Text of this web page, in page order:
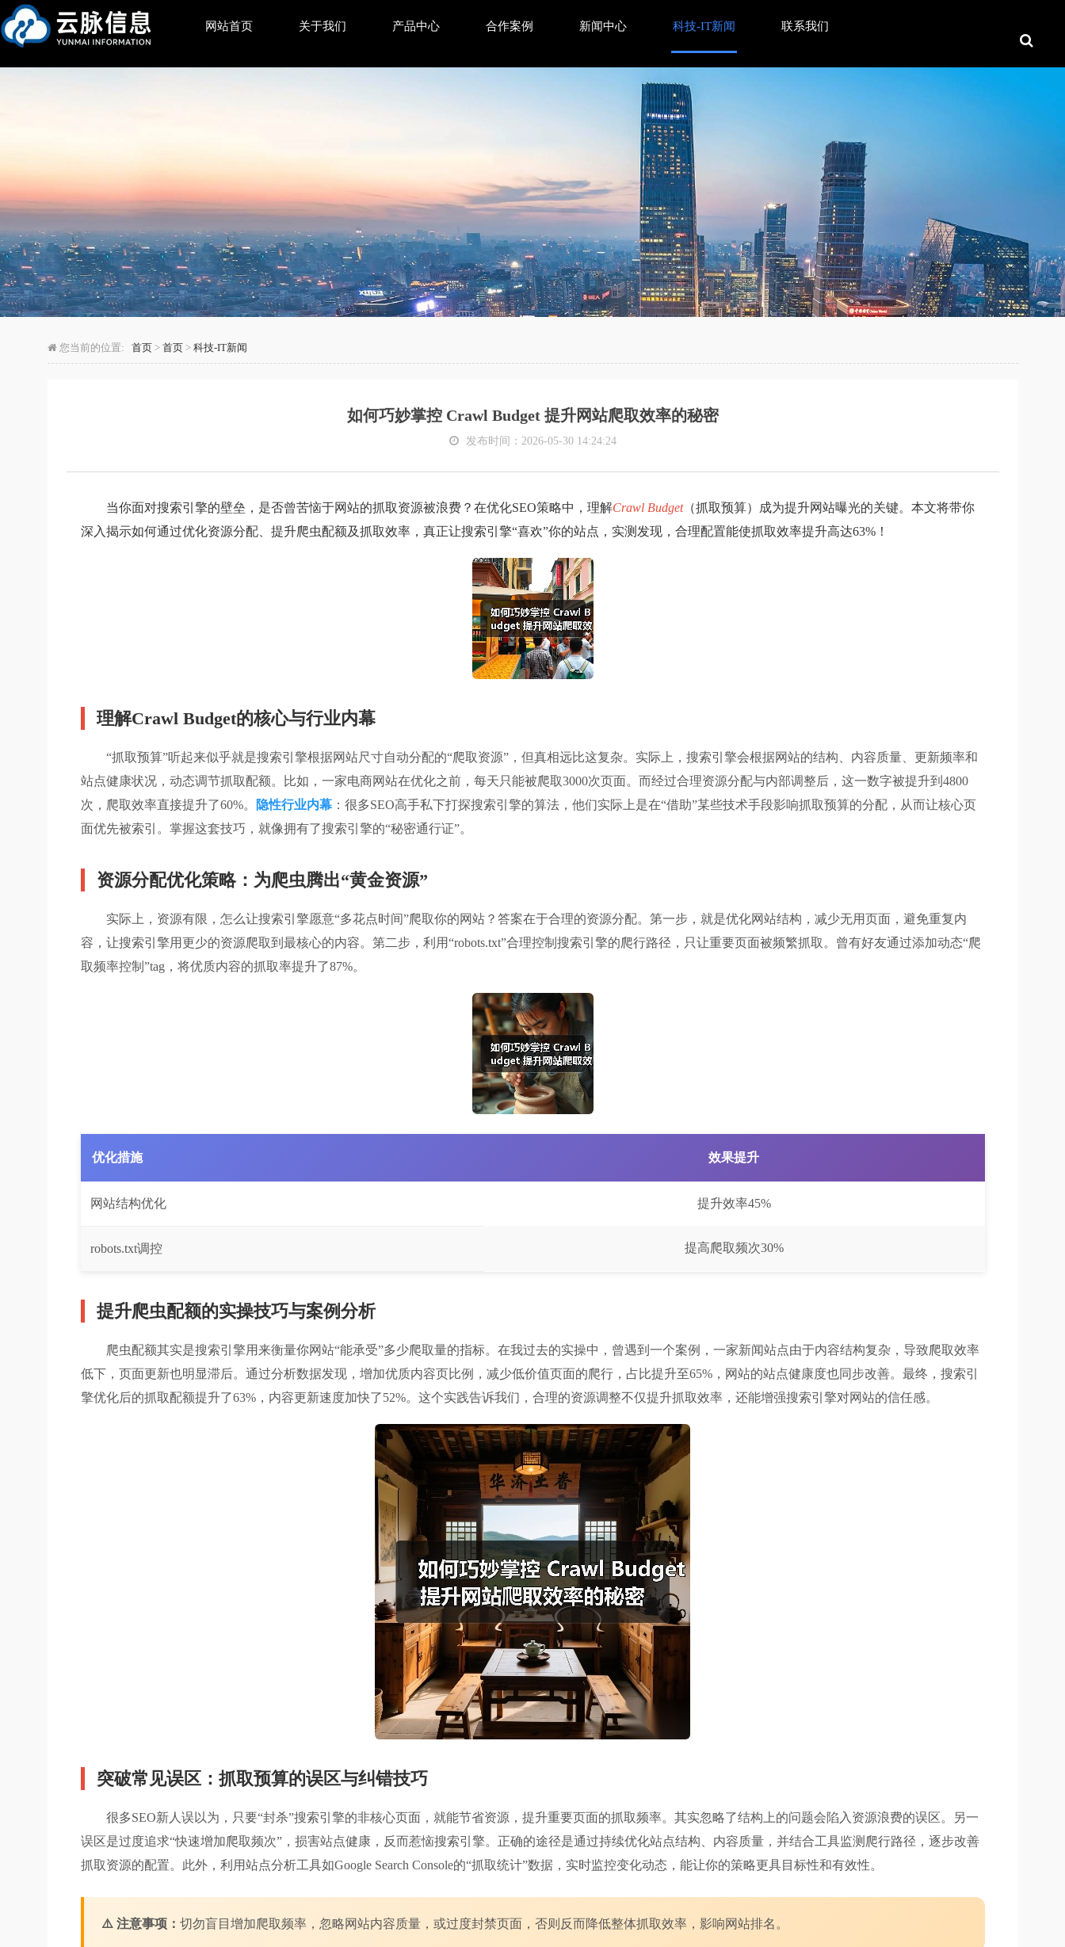
如何巧妙掌控 Crawl Budget 提升网站爬取效率的秘密
网站首页 关于我们 产品中心 合作案例 新闻中心 科技-IT新闻 联系我们
您当前的位置: 首页 > 首页 > 科技-IT新闻
如何巧妙掌控 Crawl Budget 提升网站爬取效率的秘密
发布时间：2026-05-30 14:24:24
当你面对搜索引擎的壁垒，是否曾苦恼于网站的抓取资源被浪费？在优化SEO策略中，理解Crawl Budget（抓取预算）成为提升网站曝光的关键。本文将带你
深入揭示如何通过优化资源分配、提升爬虫配额及抓取效率，真正让搜索引擎“喜欢”你的站点，实测发现，合理配置能使抓取效率提升高达63%！
理解Crawl Budget的核心与行业内幕
“抓取预算”听起来似乎就是搜索引擎根据网站尺寸自动分配的“爬取资源”，但真相远比这复杂。实际上，搜索引擎会根据网站的结构、内容质量、更新频率和
站点健康状况，动态调节抓取配额。比如，一家电商网站在优化之前，每天只能被爬取3000次页面。而经过合理资源分配与内部调整后，这一数字被提升到4800
次，爬取效率直接提升了60%。
隐性行业内幕：很多SEO高手私下打探搜索引擎的算法，他们实际上是在“借助”某些技术手段影响抓取预算的分配，从而让核心页
面优先被索引。掌握这套技巧，就像拥有了搜索引擎的“秘密通行证”。
资源分配优化策略：为爬虫腾出“黄金资源”
实际上，资源有限，怎么让搜索引擎愿意“多花点时间”爬取你的网站？答案在于合理的资源分配。第一步，就是优化网站结构，减少无用页面，避免重复内
容，让搜索引擎用更少的资源爬取到最核心的内容。第二步，利用“robots.txt”合理控制搜索引擎的爬行路径，只让重要页面被频繁抓取。曾有好友通过添加动态“爬
取频率控制”tag，将优质内容的抓取率提升了87%。
优化措施 效果提升
网站结构优化 提升效率45%
robots.txt调控 提高爬取频次30%
提升爬虫配额的实操技巧与案例分析
爬虫配额其实是搜索引擎用来衡量你网站“能承受”多少爬取量的指标。在我过去的实操中，曾遇到一个案例，一家新闻站点由于内容结构复杂，导致爬取效率
低下，页面更新也明显滞后。通过分析数据发现，增加优质内容页比例，减少低价值页面的爬行，占比提升至65%，网站的站点健康度也同步改善。最终，搜索引
擎优化后的抓取配额提升了63%，内容更新速度加快了52%。这个实践告诉我们，合理的资源调整不仅提升抓取效率，还能增强搜索引擎对网站的信任感。
突破常见误区：抓取预算的误区与纠错技巧
很多SEO新人误以为，只要“封杀”搜索引擎的非核心页面，就能节省资源，提升重要页面的抓取频率。其实忽略了结构上的问题会陷入资源浪费的误区。另一
误区是过度追求“快速增加爬取频次”，损害站点健康，反而惹恼搜索引擎。正确的途径是通过持续优化站点结构、内容质量，并结合工具监测爬行路径，逐步改善
抓取资源的配置。此外，利用站点分析工具如Google Search Console的“抓取统计”数据，实时监控变化动态，能让你的策略更具目标性和有效性。
⚠️ 注意事项： 切勿盲目增加爬取频率，忽略网站内容质量，或过度封禁页面，否则反而降低整体抓取效率，影响网站排名。